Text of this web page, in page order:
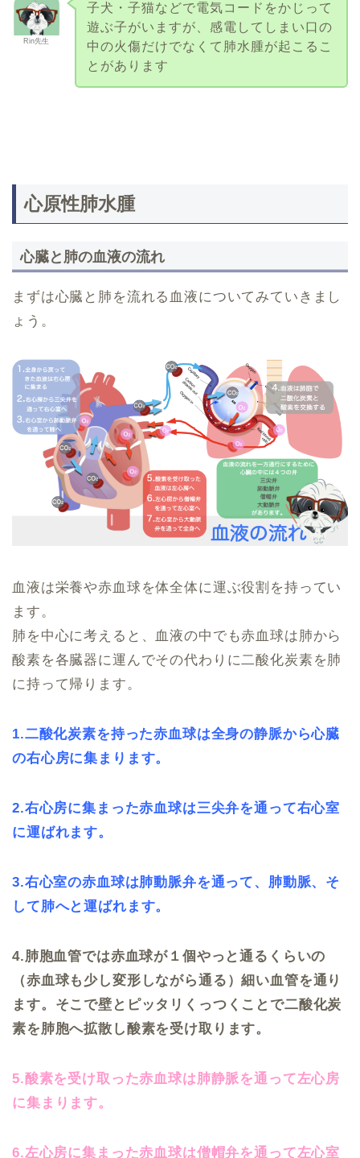
Rin先生
子犬・子猫などで電気コードをかじって
遊ぶ子がいますが、感電してしまい口の
中の火傷だけでなくて肺水腫が起こるこ
とがあります
心原性肺水腫
心臓と肺の血液の流れ
まずは心臓と肺を流れる血液についてみていきまし
ょう。
血液は栄養や赤血球を体全体に運ぶ役割を持ってい
ます。
肺を中心に考えると、血液の中でも赤血球は肺から
酸素を各臓器に運んでその代わりに二酸化炭素を肺
に持って帰ります。
1.二酸化炭素を持った赤血球は全身の静脈から心臓
の右心房に集まります。
2.右心房に集まった赤血球は三尖弁を通って右心室
に運ばれます。
3.右心室の赤血球は肺動脈弁を通って、肺動脈、そ
して肺へと運ばれます。
4.肺胞血管では赤血球が１個やっと通るくらいの
（赤血球も少し変形しながら通る）細い血管を通り
ます。そこで壁とピッタリくっつくことで二酸化炭
素を肺胞へ拡散し酸素を受け取ります。
5.酸素を受け取った赤血球は肺静脈を通って左心房
に集まります。
6.左心房に集まった赤血球は僧帽弁を通って左心室